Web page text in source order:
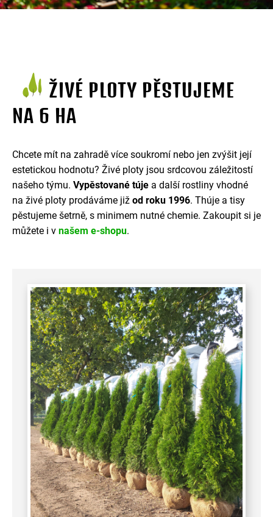
ŽIVÉ PLOTY PĚSTUJEME
NA 6 HA
Chcete mít na zahradě více soukromí nebo jen zvýšit její
estetickou hodnotu? Živé ploty jsou srdcovou záležitostí
našeho týmu. Vypěstované túje a další rostliny vhodné
na živé ploty prodáváme již od roku 1996. Thúje a tisy
pěstujeme šetrně, s minimem nutné chemie. Zakoupit si je
můžete i v našem e-shopu.